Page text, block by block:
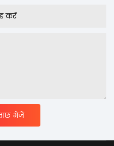
करें
भेजें